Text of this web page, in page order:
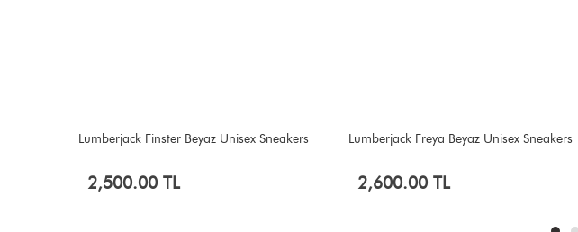
Lumberjack Freya Beyaz Unisex Sneakers
2,600.00 TL
U.s. Polo Assn. Tıggy Beyaz Kadın Sneakers
%14
1,799.00 TL